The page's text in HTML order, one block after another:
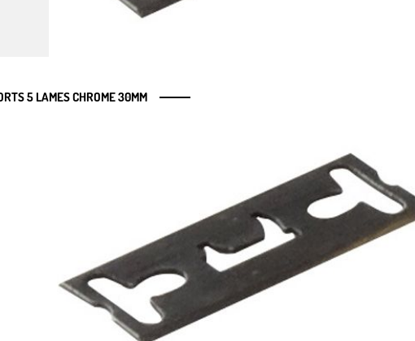
5 LAMES CHROME 30MM